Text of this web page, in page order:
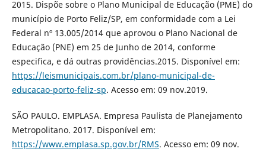
2015. Dispõe sobre o Plano Municipal de Educação (PME) do
município de Porto Feliz/SP, em conformidade com a Lei
Federal nº 13.005/2014 que aprovou o Plano Nacional de
Educação (PNE) em 25 de Junho de 2014, conforme
especifica, e dá outras providências.2015. Disponível em:
https://leismunicipais.com.br/plano-municipal-de-
educacao-porto-feliz-sp. Acesso em: 09 nov.2019.
SÃO PAULO. EMPLASA. Empresa Paulista de Planejamento
Metropolitano. 2017. Disponível em:
https://www.emplasa.sp.gov.br/RMS. Acesso em: 09 nov.